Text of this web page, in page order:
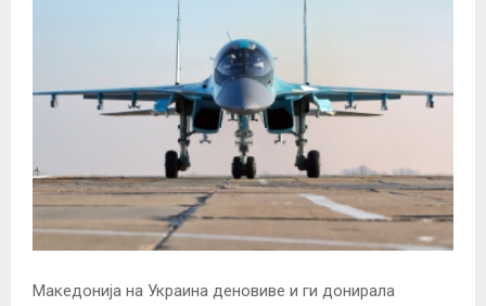
Македонија на Украина деновиве и ги донирала